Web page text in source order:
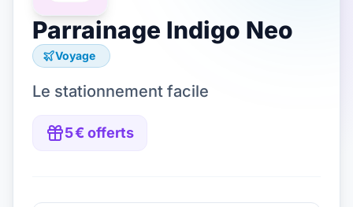
Parrainage Indigo Neo
Voyage
Le stationnement facile
5 € offerts